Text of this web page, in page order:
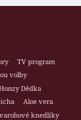
TV program
volby
Dědka
Aloe vera
knedlíky